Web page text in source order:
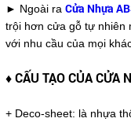
► Ngoài ra Cửa Nhựa
trội hơn cửa gỗ tự nhiên
với nhu cầu của mọi
♦CẤU TẠO CỦA CỬA
+ Deco-sheet: là nhựa